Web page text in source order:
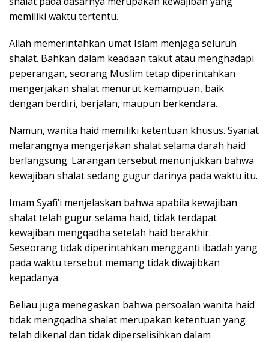
memiliki waktu tertentu.
Allah memerintahkan umat Islam menjaga seluruh
shalat. Bahkan dalam keadaan takut atau menghadapi
peperangan, seorang Muslim tetap diperintahkan
mengerjakan shalat menurut kemampuan, baik
dengan berdiri, berjalan, maupun berkendara.
Namun, wanita haid memiliki ketentuan khusus. Syariat
melarangnya mengerjakan shalat selama darah haid
berlangsung. Larangan tersebut menunjukkan bahwa
kewajiban shalat sedang gugur darinya pada waktu itu.
Imam Syafi’i menjelaskan bahwa apabila kewajiban
shalat telah gugur selama haid, tidak terdapat
kewajiban mengqadha setelah haid berakhir.
Seseorang tidak diperintahkan mengganti ibadah yang
pada waktu tersebut memang tidak diwajibkan
kepadanya.
Beliau juga menegaskan bahwa persoalan wanita haid
tidak mengqadha shalat merupakan ketentuan yang
telah dikenal dan tidak diperselisihkan dalam